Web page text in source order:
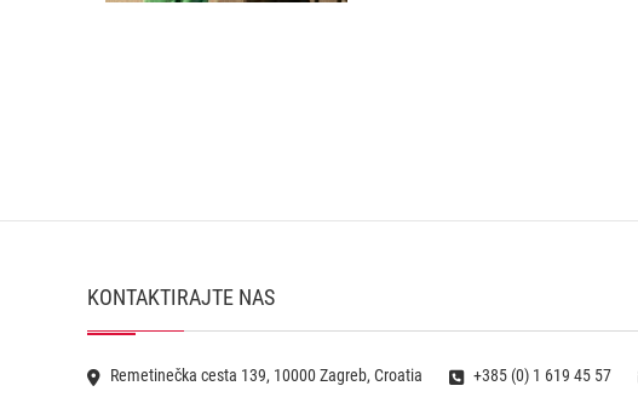
KONTAKTIRAJTE NAS
Remetinečka cesta 139, 10000 Zagreb, Croatia +385 (0) 1 619 45 57